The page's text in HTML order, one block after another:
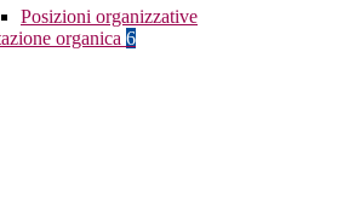
Posizioni organizzative
organica 6